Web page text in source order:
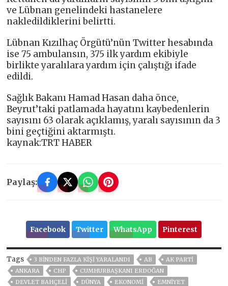
ve Lübnan genelindeki hastanelere
nakledildiklerini belirtti.
Lübnan Kızılhaç Örgütü’nün Twitter hesabında
ise 75 ambulansın, 375 ilk yardım ekibiyle
birlikte yaralılara yardım için çalıştığı ifade
edildi.
Sağlık Bakanı Hamad Hasan daha önce,
Beyrut’taki patlamada hayatını kaybedenlerin
sayısını 63 olarak açıklamış, yaralı sayısının da 3
bini geçtiğini aktarmıştı.
kaynak:TRT HABER
Paylaş:
Facebook Twitter WhatsApp Pinterest
Tags 3 BINDEN FAZLA KIŞI YARALANDI AB
AK PARTİ
ANKARA
CHP
CUMHURBAŞKANI ERDOĞAN
DEVLET BAHÇELİ
DÜNYA EKONOMİ
EMNİYET